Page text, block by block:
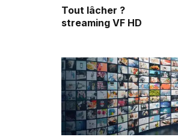
Tout lâcher ?
streaming VF HD